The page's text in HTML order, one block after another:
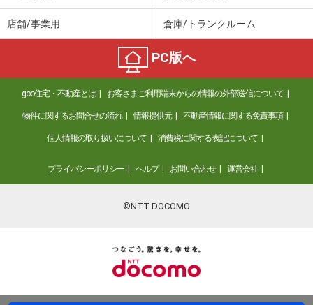
店舗/事業用 倉庫/トランクルーム
PC版へ
goo住宅・不動産とは お客さまご利用端末からの情報の外部送信について
物件に関するお問合せの流れ 情報提供元 不動産情報に関する免責事項
個人情報の取り扱いについて 消費税に関する表記について
プライバシーポリシー ヘルプ お問い合わせ 運営会社
©NTT DOCOMO